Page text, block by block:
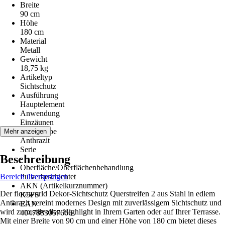
Breite
90 cm
Höhe
180 cm
Material
Metall
Gewicht
18,75 kg
Artikeltyp
Sichtschutz
Ausführung
Hauptelement
Anwendung
Einzäunen
Grundfarbe
Anthrazit
Serie
-
Oberfläche/Oberflächenbehandlung
Pulverbeschichtet
AKN (Artikelkurznummer)
K5FS
EAN
4047883057666
Mehr anzeigen
Beschreibung
Bereich überspringen
Der floraworld Dekor-Sichtschutz Querstreifen 2 aus Stahl in edlem
Anthrazit vereint modernes Design mit zuverlässigem Sichtschutz und
wird zum stilvollen Highlight in Ihrem Garten oder auf Ihrer Terrasse.
Mit einer Breite von 90 cm und einer Höhe von 180 cm bietet dieses